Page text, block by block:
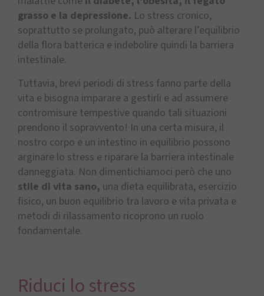
grasso e la depressione. Lo stress cronico,
soprattutto se prolungato, può alterare l’equilibrio
della flora batterica e indebolire quindi la barriera
intestinale.
Tuttavia, brevi periodi di stress fanno parte della
vita e bisogna imparare a gestirli e ad assumere
contromisure tempestive quando tali situazioni
prendono il sopravvento! In una certa misura, il
nostro corpo e un intestino in equilibrio possono
arginare lo stress e riparare la barriera intestinale
danneggiata. Non dimentichiamoci però che uno
stile di vita sano, una dieta equilibrata, esercizio
fisico, un buon equilibrio tra lavoro e vita privata e
metodi di rilassamento ricoprono un ruolo
fondamentale.
Riduci lo stress